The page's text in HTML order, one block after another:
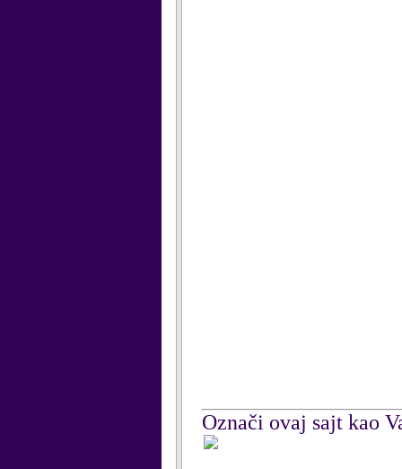
Označi ovaj sajt kao